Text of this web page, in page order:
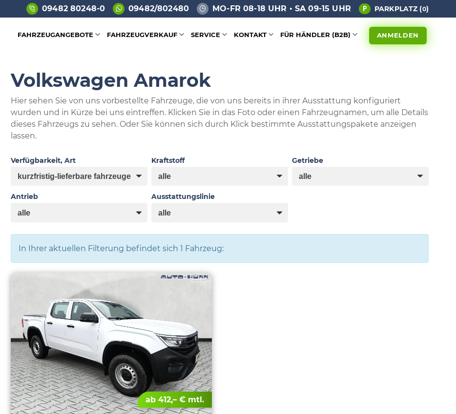
09482 80248-0 09482/802480 MO-FR 08-18 UHR • SA 09-15 UHR PARKPLATZ (0)
FAHRZEUGANGEBOTE FAHRZEUGVERKAUF SERVICE KONTAKT FÜR HÄNDLER (B2B) ANMELDEN
Volkswagen Amarok
Hier sehen Sie von uns vorbestellte Fahrzeuge, die von uns bereits in ihrer Ausstattung konfiguriert
wurden und in Kürze bei uns eintreffen. Klicken Sie in das Foto oder einen Fahrzeugnamen, um alle Details
dieses Fahrzeugs zu sehen. Oder Sie können sich durch Klick bestimmte Ausstattungspakete anzeigen
lassen.
Verfügbarkeit, Art Kraftstoff Getriebe
Antrieb Ausstattungslinie
In Ihrer aktuellen Filterung befindet sich 1 Fahrzeug:
ab 412,– € mtl.